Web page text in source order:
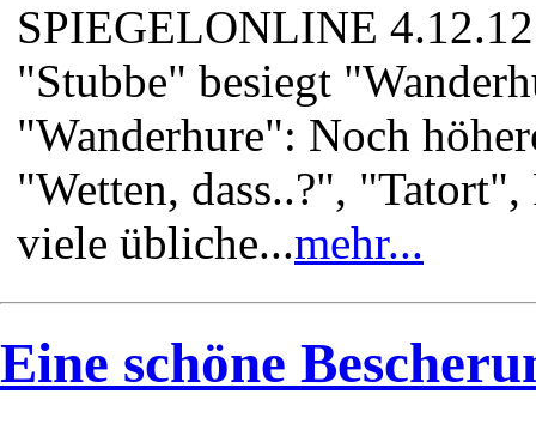
SPIEGELONLINE
"Stubbe" besiegt
"Wanderhure": Noch
"Wetten, dass..?",
viele übliche...mehr...
Eine schöne